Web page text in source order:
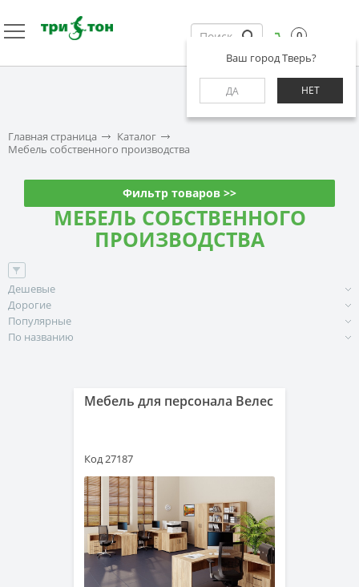
Ваш город Тверь?
ДА НЕТ
0
Главная страница
Каталог
Мебель собственного производства
Фильтр товаров >>
МЕБЕЛЬ СОБСТВЕННОГО
ПРОИЗВОДСТВА
Дешевые
Дорогие
Популярные
По названию
Мебель для персонала Велес
Код 27187